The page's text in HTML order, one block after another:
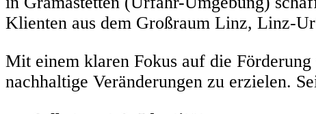
Klienten aus dem Großraum Linz, Linz-
Mit einem klaren Fokus auf die
nachhaltige Veränderungen zu erzielen.